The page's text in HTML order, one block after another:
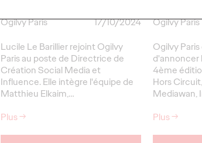
Ogilvy Paris
17/10/2024
Lucile Le Barillier rejoint Ogilvy
Paris au poste de Directrice de
Création Social Media et
Influence. Elle intègre l'équipe de
Matthieu Elkaim,…
Plus→
Ogilvy Paris
Ogilvy
d'annoncer
4ème
Hors
Mediawan,
Plus→